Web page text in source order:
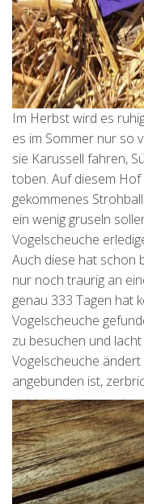
Im Herbst wird es
es im Sommer nur so
sie Karussell fahren,
toben. Auf diesem
gekommenes
ein wenig gruseln
Vogelscheuche
Auch diese hat schon
nur noch traurig an
genau 333 Tagen hat
Vogelscheuche
zu besuchen und
Vogelscheuche
angebunden ist,